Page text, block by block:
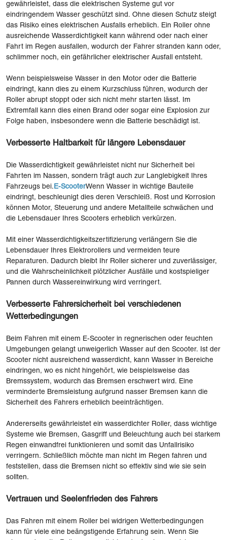
gewährleistet, dass die elektrischen Systeme gut vor
eindringendem Wasser geschützt sind. Ohne diesen Schutz steigt
das Risiko eines elektrischen Ausfalls erheblich. Ein Roller ohne
ausreichende Wasserdichtigkeit kann während oder nach einer
Fahrt im Regen ausfallen, wodurch der Fahrer stranden kann oder,
schlimmer noch, ein gefährlicher elektrischer Ausfall entsteht.
Wenn beispielsweise Wasser in den Motor oder die Batterie
eindringt, kann dies zu einem Kurzschluss führen, wodurch der
Roller abrupt stoppt oder sich nicht mehr starten lässt. Im
Extremfall kann dies einen Brand oder sogar eine Explosion zur
Folge haben, insbesondere wenn die Batterie beschädigt ist.
Verbesserte Haltbarkeit für längere Lebensdauer
Die Wasserdichtigkeit gewährleistet nicht nur Sicherheit bei
Fahrten im Nassen, sondern trägt auch zur Langlebigkeit Ihres
Fahrzeugs bei. E-ScooterWenn Wasser in wichtige Bauteile
eindringt, beschleunigt dies deren Verschleiß. Rost und Korrosion
können Motor, Steuerung und andere Metallteile schwächen und
die Lebensdauer Ihres Scooters erheblich verkürzen.
Mit einer Wasserdichtigkeitszertifizierung verlängern Sie die
Lebensdauer Ihres Elektrorollers und vermeiden teure
Reparaturen. Dadurch bleibt Ihr Roller sicherer und zuverlässiger,
und die Wahrscheinlichkeit plötzlicher Ausfälle und kostspieliger
Pannen durch Wassereinwirkung wird verringert.
Verbesserte Fahrersicherheit bei verschiedenen
Wetterbedingungen
Beim Fahren mit einem E-Scooter in regnerischen oder feuchten
Umgebungen gelangt unweigerlich Wasser auf den Scooter. Ist der
Scooter nicht ausreichend wasserdicht, kann Wasser in Bereiche
eindringen, wo es nicht hingehört, wie beispielsweise das
Bremssystem, wodurch das Bremsen erschwert wird. Eine
verminderte Bremsleistung aufgrund nasser Bremsen kann die
Sicherheit des Fahrers erheblich beeinträchtigen.
Andererseits gewährleistet ein wasserdichter Roller, dass wichtige
Systeme wie Bremsen, Gasgriff und Beleuchtung auch bei starkem
Regen einwandfrei funktionieren und somit das Unfallrisiko
verringern. Schließlich möchte man nicht im Regen fahren und
feststellen, dass die Bremsen nicht so effektiv sind wie sie sein
sollten.
Vertrauen und Seelenfrieden des Fahrers
Das Fahren mit einem Roller bei widrigen Wetterbedingungen
kann für viele eine beängstigende Erfahrung sein. Wenn Sie